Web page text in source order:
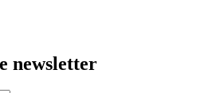
newsletter